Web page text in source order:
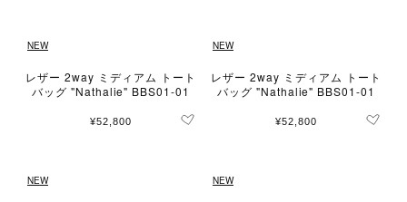
NEW
レザー 2way ミディアム トート
バッグ "Nathalie" BBS01-01
¥52,800
NEW
レザー 2way ミディアム トート
バッグ "Nathalie" BBS01-01
¥52,800
NEW NEW